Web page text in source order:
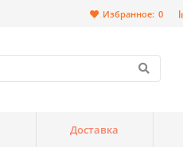
Избранное: 0
Доставка